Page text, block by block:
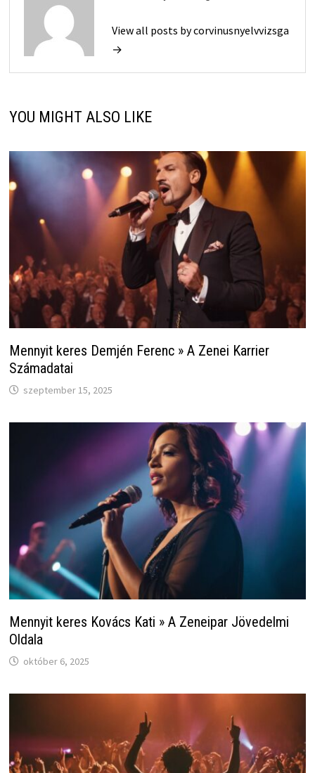
View all posts by corvinusnyelvvizsga
→
YOU MIGHT ALSO LIKE
Mennyit keres Demjén Ferenc » A Zenei Karrier
Számadatai
szeptember 15, 2025
Mennyit keres Kovács Kati » A Zeneipar Jövedelmi
Oldala
október 6, 2025